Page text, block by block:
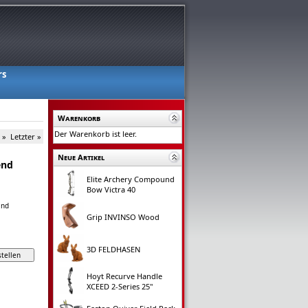
Letzter »
Warenkorb
Der Warenkorb ist leer.
Neue Artikel
Elite Archery Compound
Bow Victra 40
Grip INVINSO Wood
3D FELDHASEN
Hoyt Recurve Handle
XCEED 2-Series 25"